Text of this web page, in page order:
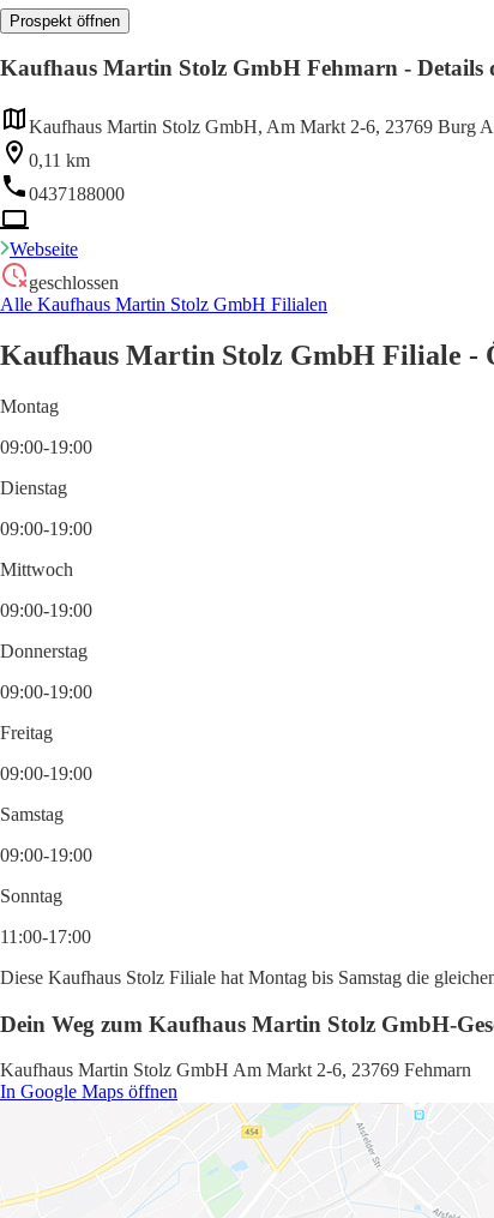
Prospekt öffnen
Kaufhaus Martin Stolz GmbH Fehmarn - Details
Kaufhaus Martin Stolz GmbH, Am Markt 2-6, 23769 Burg
0,11 km
0437188000
Webseite
geschlossen
Alle Kaufhaus Martin Stolz GmbH Filialen
Kaufhaus Martin Stolz GmbH Filiale -
Montag
09:00-19:00
Dienstag
09:00-19:00
Mittwoch
09:00-19:00
Donnerstag
09:00-19:00
Freitag
09:00-19:00
Samstag
09:00-19:00
Sonntag
11:00-17:00
Diese Kaufhaus Stolz Filiale hat Montag bis Samstag die
Dein Weg zum Kaufhaus Martin Stolz GmbH-
Kaufhaus Martin Stolz GmbH Am Markt 2-6, 23769 Fehmarn
In Google Maps öffnen